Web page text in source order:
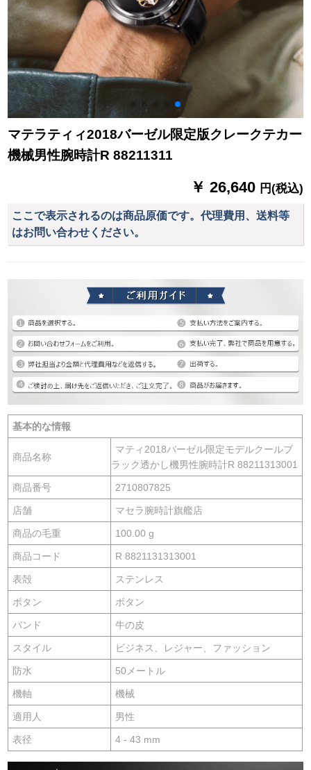
マテラティィ2018バーゼル限定版クレークテカー
機械男性腕時計R 88211311
￥ 26,640 円(税込)
ここで表示されるのは商品原価です。代理費用、送料等
はお問い合わせください。
基本的な情報
商品名称
マティ2018バーゼル限定モデルクールブ
ラック透かし機男性腕時計R 88211313001
商品番号 2710807825
店舗 マセラ腕時計旗艦店
商品の毛重 100.00 g
商品コード R 8821131313001
表殻 ステンレス
ボタン ボタン
バンド 牛の皮
スタイル ビジネス、レジャー、ファッション
防水 50メートル
機軸 機械
適用人 男性
表径 4 - 43 mm